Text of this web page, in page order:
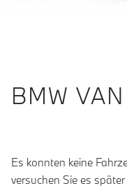
BMW VAN
Es konnten keine
versuchen Sie es